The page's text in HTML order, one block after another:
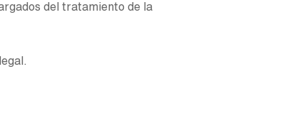
del tratamiento de la